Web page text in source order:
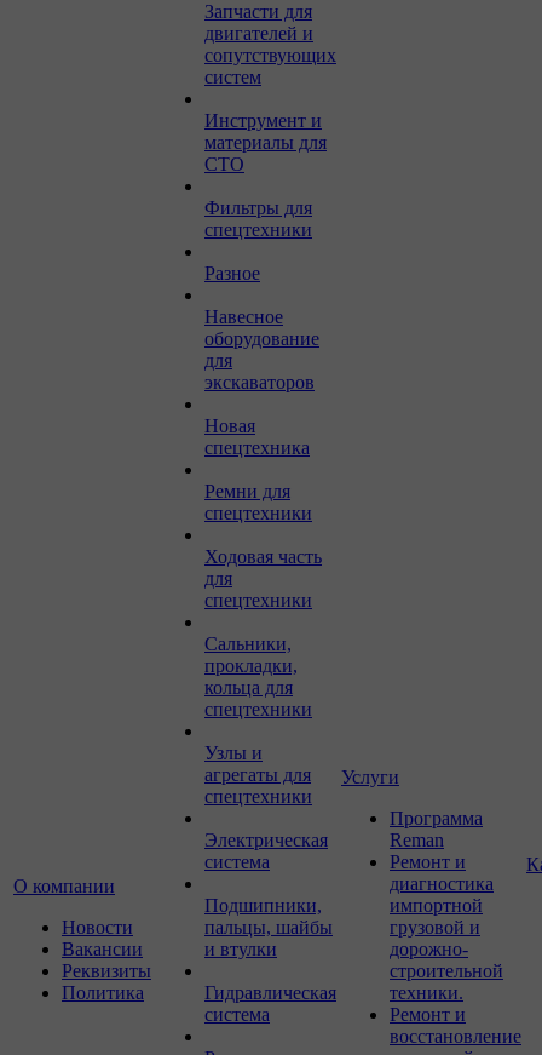
О компании
Новости
Вакансии
Реквизиты
Политика
Запчасти для
двигателей и
сопутствующих
систем
Инструмент и
материалы для
СТО
Фильтры для
спецтехники
Разное
Навесное
оборудование
для
экскаваторов
Новая
спецтехника
Ремни для
спецтехники
Ходовая часть
для
спецтехники
Сальники,
прокладки,
кольца для
спецтехники
Узлы и
агрегаты для
спецтехники
Электрическая
система
Подшипники,
пальцы, шайбы
и втулки
Гидравлическая
система
Услуги
Программа
Reman
Ремонт и
диагностика
импортной
грузовой и
дорожно-
строительной
техники.
Ремонт и
восстановление